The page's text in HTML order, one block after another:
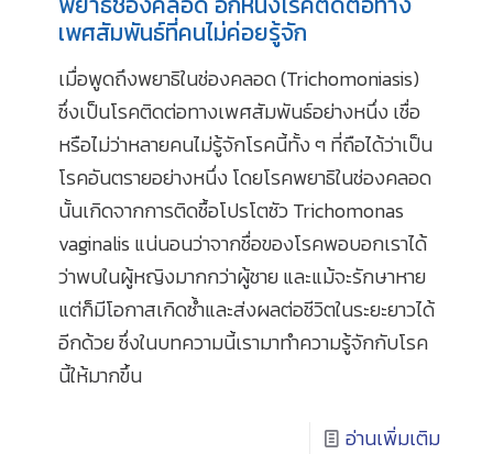
เพศสัมพันธ์ที่คนไม่ค่อยรู้จัก
เมื่อพูดถึงพยาธิในช่องคลอด (Trichomoniasis)
ซึ่งเป็นโรคติดต่อทางเพศสัมพันธ์อย่างหนึ่ง เชื่อ
หรือไม่ว่าหลายคนไม่รู้จักโรคนี้ทั้ง ๆ ที่ถือได้ว่าเป็น
โรคอันตรายอย่างหนึ่ง โดยโรคพยาธิในช่องคลอด
นั้นเกิดจากการติดชื้อโปรโตซัว Trichomonas
vaginalis แน่นอนว่าจากชื่อของโรคพอบอกเราได้
ว่าพบในผู้หญิงมากกว่าผู้ชาย และแม้จะรักษาหาย
แต่ก็มีโอกาสเกิดซ้ำและส่งผลต่อชีวิตในระยะยาวได้
อีกด้วย ซึ่งในบทความนี้เรามาทำความรู้จักกับโรค
นี้ให้มากขึ้น
อ่านเพิ่มเติม